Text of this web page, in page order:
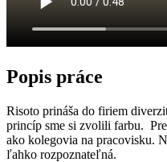
Popis práce
Risoto prináša do firiem
princíp sme si zvolili farbu.
ako kolegovia na pracovisku.
ľahko rozpoznateľná.